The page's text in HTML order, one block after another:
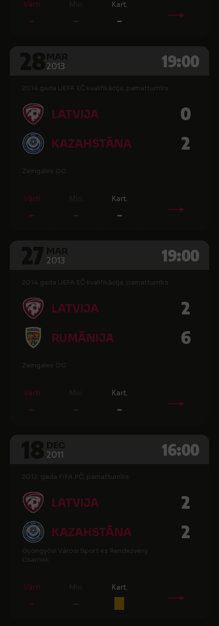
Vārti
-
Kart.
-
2013 19:00
2014.gada UEFA EČ kvalifikācija, pamatturnīrs
LATVIJA 0
KAZAHSTĀNA 2
Zemgales OC
Vārti
-
Kart.
-
2013 19:00
2014.gada UEFA EČ kvalifikācija, pamatturnīrs
LATVIJA 2
RUMĀNIJA 6
Zemgales OC
Vārti
-
Kart.
-
2011 16:00
2012. gada FIFA PČ, pamatturnīrs
LATVIJA 2
KAZAHSTĀNA 2
Gyöngyösi Városi Sport es Rendezvény
Csarnok
Vārti
-
Kart.